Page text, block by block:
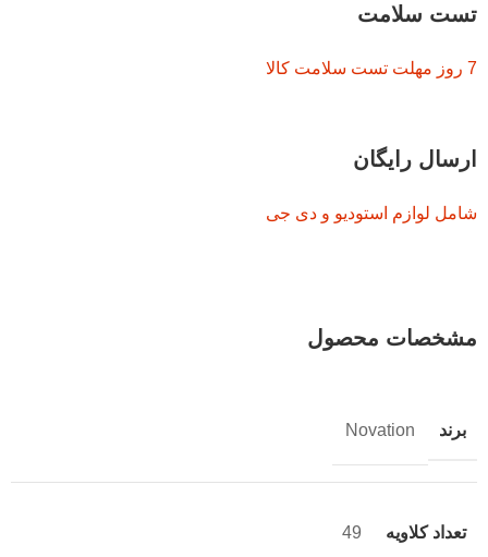
تست سلامت
7 روز مهلت تست سلامت کالا
ارسال رایگان
شامل لوازم استودیو و دی جی
مشخصات محصول
برند Novation
تعداد کلاویه 49